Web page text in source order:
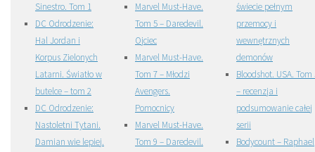
Sinestro. Tom 1
DC Odrodzenie:
Hal Jordan i
Korpus Zielonych
Latarni. Światło w
butelce – tom 2
DC Odrodzenie:
Nastoletni Tytani.
Damian wie lepiej.
Marvel Must-Have.
Tom 5 – Daredevil.
Ojciec
Marvel Must-Have.
Tom 7 – Młodzi
Avengers.
Pomocnicy
Marvel Must-Have.
Tom 9 – Daredevil.
świecie pełnym
przemocy i
wewnętrznych
demonów
Bloodshot. USA. Tom
– recenzja i
podsumowanie całej
serii
Bodycount – Raphael